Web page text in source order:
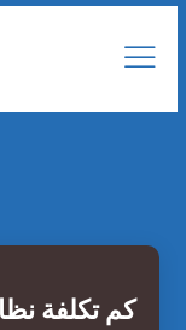
كم تكلفة